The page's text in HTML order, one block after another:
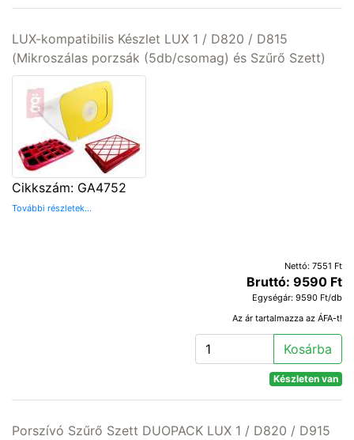
LUX-kompatibilis Készlet LUX 1 / D820 / D815
(Mikroszálas porzsák (5db/csomag) és Szűrő Szett)
Cikkszám: GA4752
További részletek...
Nettó: 7551 Ft
Bruttó: 9590 Ft
Egységár: 9590 Ft/db
Az ár tartalmazza az ÁFA-t!
Kosárba
Készleten van
Porszívó Szűrő Szett DUOPACK LUX 1 / D820 / D915